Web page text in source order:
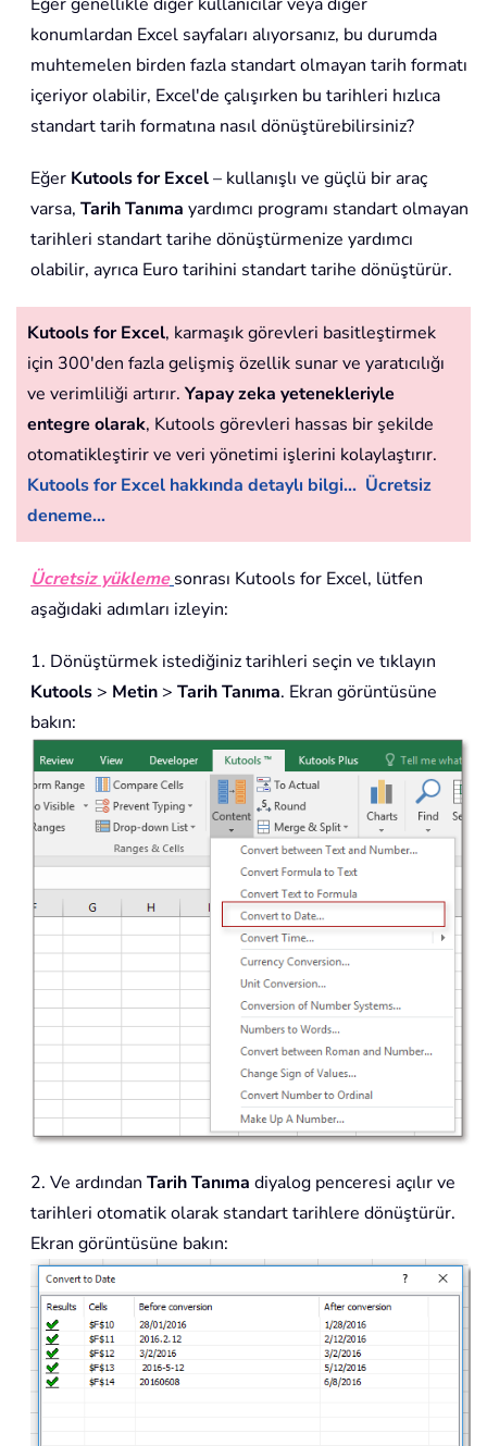
konumlardan Excel sayfaları alıyorsanız, bu durumda
muhtemelen birden fazla standart olmayan tarih formatı
içeriyor olabilir, Excel'de çalışırken bu tarihleri hızlıca
standart tarih formatına nasıl dönüştürebilirsiniz?
Eğer Kutools for Excel– kullanışlı ve güçlü bir araç
varsa, Tarih Tanıma yardımcı programı standart olmayan
tarihleri standart tarihe dönüştürmenize yardımcı
olabilir, ayrıca Euro tarihini standart tarihe dönüştürür.
Kutools for Excel, karmaşık görevleri basitleştirmek
için 300'den fazla gelişmiş özellik sunar ve yaratıcılığı
ve verimliliği artırır. Yapay zeka yetenekleriyle
entegre olarak, Kutools görevleri hassas bir şekilde
otomatikleştirir ve veri yönetimi işlerini kolaylaştırır.
Kutools for Excel hakkında detaylı bilgi... Ücretsiz
deneme...
Ücretsiz yükleme sonrası Kutools for Excel, lütfen
aşağıdaki adımları izleyin:
1. Dönüştürmek istediğiniz tarihleri seçin ve tıklayın
Kutools > Metin > Tarih Tanıma. Ekran görüntüsüne
bakın:
2. Ve ardından Tarih Tanıma diyalog penceresi açılır ve
tarihleri otomatik olarak standart tarihlere dönüştürür.
Ekran görüntüsüne bakın: